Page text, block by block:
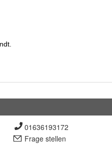
01636193172
Frage stellen